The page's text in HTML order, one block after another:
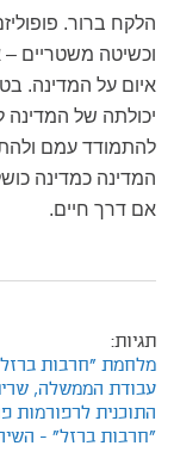
הלקח ברור.
וכשיטה משטריים –
איום על המדינה.
יכולתה של המדינה
להתמודד עמם
המדינה כמדינה
אם דרך חיים.
תגיות:
מלחמת "חרבות
עבודת הממשלה,
התוכנית לרפורמות
"חרבות ברזל" -